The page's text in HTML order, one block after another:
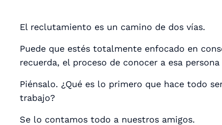
El reclutamiento es un camino de dos vías.
Puede que estés totalmente enfocado en
recuerda, el proceso de conocer a esa
Piénsalo. ¿Qué es lo primero que hace todo
trabajo?
Se lo contamos todo a nuestros amigos.